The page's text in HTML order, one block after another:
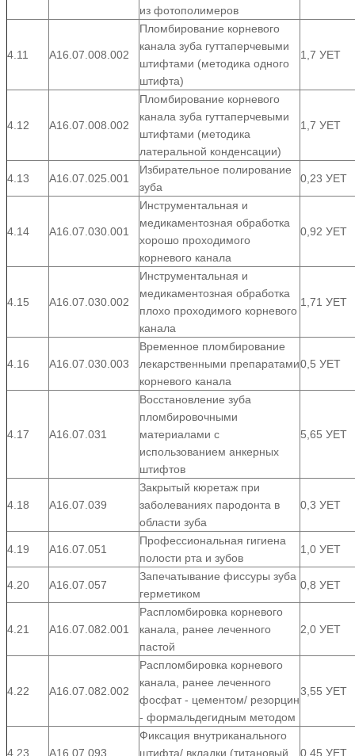
из фотополимеров
4.11 А16.07.008.002
Пломбирование корневого
канала зуба гуттаперчевыми
штифтами (методика одного
штифта)
1,7 УЕТ
4.12 А16.07.008.002
Пломбирование корневого
канала зуба гуттаперчевыми
штифтами (методика
латеральной конденсации)
1,7 УЕТ
4.13 А16.07.025.001
Избирательное полирование
зуба
0,23 УЕТ
4.14 А16.07.030.001
Инструментальная и
медикаментозная обработка
хорошо проходимого
корневого канала
0,92 УЕТ
4.15 А16.07.030.002
Инструментальная и
медикаментозная обработка
плохо проходимого корневого
канала
1,71 УЕТ
4.16 А16.07.030.003
Временное пломбирование
лекарственными препаратами
корневого канала
0,5 УЕТ
4.17 А16.07.031
Восстановление зуба
пломбировочными
материалами с
использованием анкерных
штифтов
5,65 УЕТ
4.18 А16.07.039
Закрытый кюретаж при
заболеваниях пародонта в
области зуба
0,3 УЕТ
4.19 А16.07.051
Профессиональная гигиена
полости рта и зубов
1,0 УЕТ
4.20 А16.07.057
Запечатывание фиссуры зуба
герметиком
0,8 УЕТ
4.21 А16.07.082.001
Распломбировка корневого
канала, ранее леченного
пастой
2,0 УЕТ
4.22 А16.07.082.002
Распломбировка корневого
канала, ранее леченного
фосфат - цементом/ резорцин
- формальдегидным методом
3,55 УЕТ
4.23 А16.07.093
Фиксация внутриканального
штифта/ вкладки (титановый
0,45 УЕТ